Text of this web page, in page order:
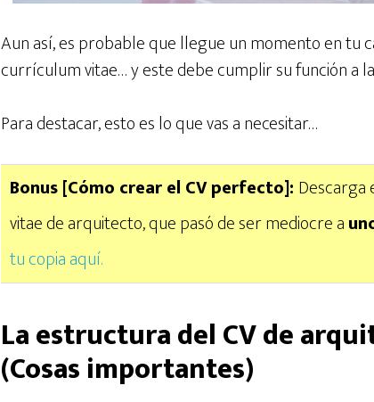
Aun así, es probable que llegue un momento en tu
currículum vitae… y este debe cumplir su función a
Para destacar, esto es lo que vas a necesitar…
Bonus [Cómo crear el CV perfecto]: Descarga
vitae de arquitecto, que pasó de ser mediocre a
tu copia aquí.
La estructura del CV de
(Cosas importantes)